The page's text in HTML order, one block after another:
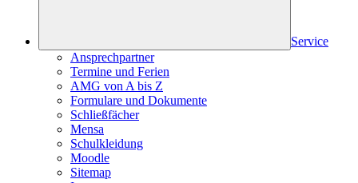
Service
Ansprechpartner
Termine und Ferien
AMG von A bis Z
Formulare und Dokumente
Schließfächer
Mensa
Schulkleidung
Moodle
Sitemap